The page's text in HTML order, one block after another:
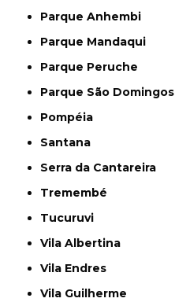
Parque Anhembi
Parque Mandaqui
Parque Peruche
Parque São Domingos
Pompéia
Santana
Serra da Cantareira
Tremembé
Tucuruvi
Vila Albertina
Vila Endres
Vila Guilherme